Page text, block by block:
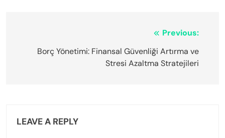
navigation
Previous:
Borç Yönetimi: Finansal Güvenliği Artırma ve
Stresi Azaltma Stratejileri
LEAVE A REPLY